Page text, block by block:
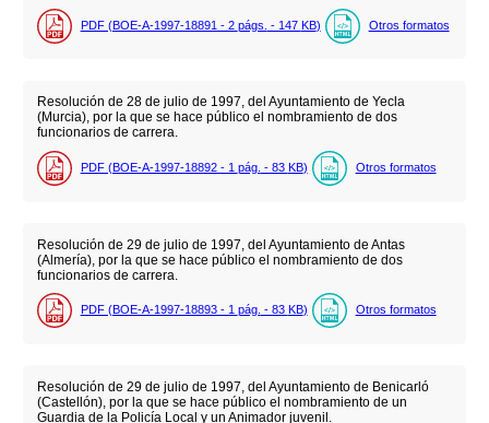
PDF (BOE-A-1997-18891 - 2 págs. - 147 KB) Otros formatos
Resolución de 28 de julio de 1997, del Ayuntamiento de Yecla
(Murcia), por la que se hace público el nombramiento de dos
funcionarios de carrera.
PDF (BOE-A-1997-18892 - 1 pág. - 83 KB) Otros formatos
Resolución de 29 de julio de 1997, del Ayuntamiento de Antas
(Almería), por la que se hace público el nombramiento de dos
funcionarios de carrera.
PDF (BOE-A-1997-18893 - 1 pág. - 83 KB) Otros formatos
Resolución de 29 de julio de 1997, del Ayuntamiento de Benicarló
(Castellón), por la que se hace público el nombramiento de un
Guardia de la Policía Local y un Animador juvenil.